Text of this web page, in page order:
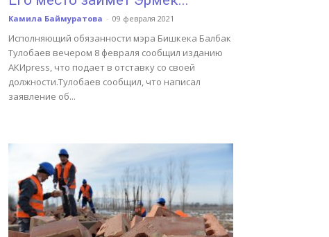
Камила Баймуратова - 09 февраля 2021
Исполняющий обязанности мэра Бишкека Балбак
Тулобаев вечером 8 февраля сообщил изданию
АКИpress, что подает в отставку со своей
должности.Тулобаев сообщил, что написал
заявление об...